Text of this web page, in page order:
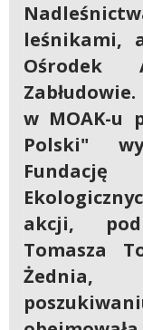
leśnikami,
Ośrodek
w MOAK-u
Polski"
Fundację
akcji, pod
Tomasza
Żednia,